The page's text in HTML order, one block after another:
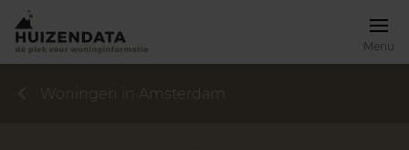
Menu
Woningen in Amsterdam